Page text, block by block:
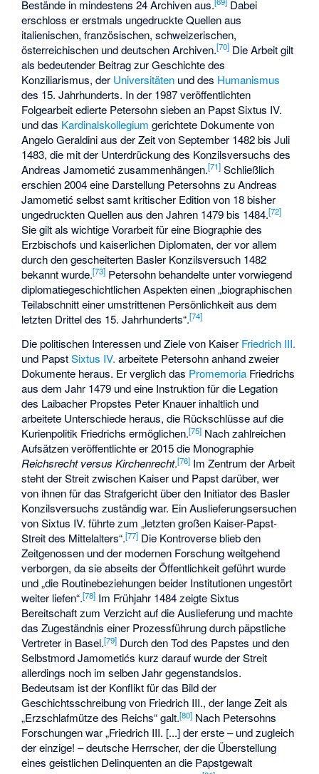
Bestände in mindestens 24 Archiven aus.
Dabei
erschloss er erstmals ungedruckte Quellen aus
italienischen, französischen, schweizerischen,
österreichischen und deutschen Archiven.[70] Die Arbeit gilt
als bedeutender Beitrag zur Geschichte des
Konziliarismus, der Universitäten und des Humanismus
des 15. Jahrhunderts. In der 1987 veröffentlichten
Folgearbeit edierte Petersohn sieben an Papst Sixtus IV.
und das Kardinalskollegium gerichtete Dokumente von
Angelo Geraldini aus der Zeit von September 1482 bis Juli
1483, die mit der Unterdrückung des Konzilsversuchs des
Andreas Jamometić zusammenhängen.[71] Schließlich
erschien 2004 eine Darstellung Petersohns zu Andreas
Jamometić selbst samt kritischer Edition von 18 bisher
ungedruckten Quellen aus den Jahren 1479 bis 1484.[72]
Sie gilt als wichtige Vorarbeit für eine Biographie des
Erzbischofs und kaiserlichen Diplomaten, der vor allem
durch den gescheiterten Basler Konzilsversuch 1482
bekannt wurde.[73] Petersohn behandelte unter vorwiegend
diplomatiegeschichtlichen Aspekten einen „biographischen
Teilabschnitt einer umstrittenen Persönlichkeit aus dem
letzten Drittel des 15. Jahrhunderts“.[74]
Die politischen Interessen und Ziele von Kaiser Friedrich III.
und PapstSixtus IV. arbeitete Petersohn anhand zweier
Dokumente heraus. Er verglich das Promemoria Friedrichs
aus dem Jahr 1479 und eine Instruktion für die Legation
des Laibacher Propstes Peter Knauer inhaltlich und
arbeitete Unterschiede heraus, die Rückschlüsse auf die
Kurienpolitik Friedrichs ermöglichen.[75] Nach zahlreichen
Aufsätzen veröffentlichte er 2015 die Monographie
Reichsrecht versus Kirchenrecht.[76] Im Zentrum der Arbeit
steht der Streit zwischen Kaiser und Papst darüber, wer
von ihnen für das Strafgericht über den Initiator des Basler
Konzilsversuchs zuständig war. Ein Auslieferungsersuchen
von Sixtus IV. führte zum „letzten großen Kaiser-Papst-
Streit des Mittelalters“.[77] Die Kontroverse blieb den
Zeitgenossen und der modernen Forschung weitgehend
verborgen, da sie abseits der Öffentlichkeit geführt wurde
und „die Routinebeziehungen beider Institutionen ungestört
weiter liefen“.[78] Im Frühjahr 1484 zeigte Sixtus
Bereitschaft zum Verzicht auf die Auslieferung und machte
das Zugeständnis einer Prozessführung durch päpstliche
Vertreter in Basel.[79] Durch den Tod des Papstes und den
Selbstmord Jamometićs kurz darauf wurde der Streit
allerdings noch im selben Jahr gegenstandslos.
Bedeutsam ist der Konflikt für das Bild der
Geschichtsschreibung von Friedrich III., der lange Zeit als
„Erzschlafmütze des Reichs“ galt.[80] Nach Petersohns
Forschungen war „Friedrich III. [...] der erste – und zugleich
der einzige! – deutsche Herrscher, der die Überstellung
eines geistlichen Delinquenten an die Papstgewalt